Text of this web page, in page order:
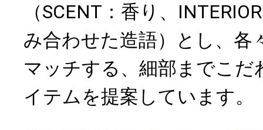
（SCENT：香り、
み合わせた造語）とし、各
マッチする、細部までこだ
イテムを提案しています。